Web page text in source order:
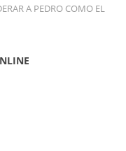
A PEDRO COMO EL